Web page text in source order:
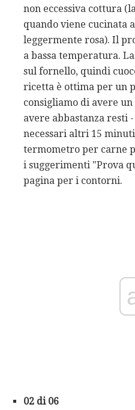
non eccessiva cottura
quando viene cucinata
leggermente rosa). Il
a bassa temperatura.
sul fornello, quindi
ricetta è ottima per un
consigliamo di avere
avere abbastanza resti
necessari altri 15
termometro per carne
i suggerimenti "Prova
pagina per i contorni.
02 di 06